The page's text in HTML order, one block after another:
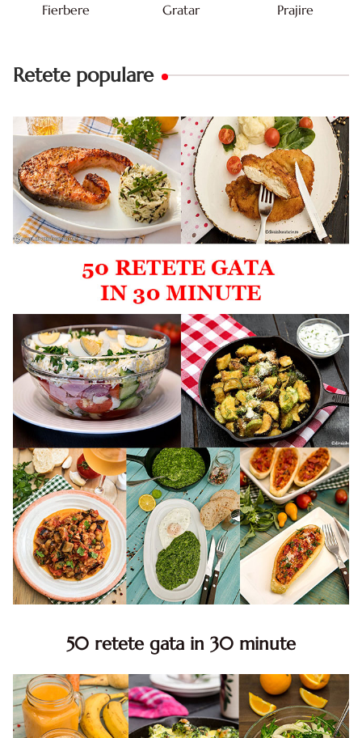
Fierbere Gratar Prajire
Retete populare
50 retete gata in 30 minute
minute. Retete rapide. Retete rapide de mancare. Idei
retete mancare rapid